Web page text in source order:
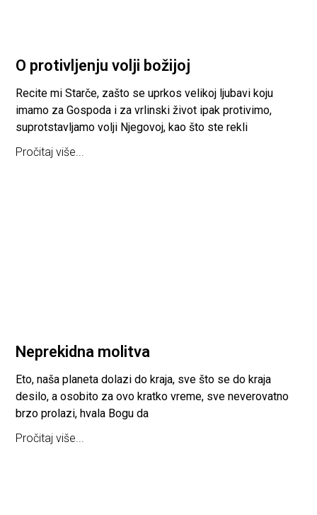
O protivljenju volji božijoj
Recite mi Starče, zašto se uprkos velikoj ljubavi koju
imamo za Gospoda i za vrlinski život ipak protivimo,
suprotstavljamo volji Njegovoj, kao što ste rekli
Pročitaj više...
Neprekidna molitva
Eto, naša planeta dolazi do kraja, sve što se do kraja
desilo, a osobito za ovo kratko vreme, sve neverovatno
brzo prolazi, hvala Bogu da
Pročitaj više...